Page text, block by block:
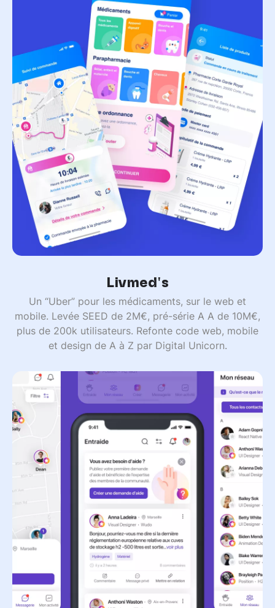
Livmed's
Un “Uber” pour les médicaments, sur le web et
mobile. Levée SEED de 2M€, pré-série A A de 10M€,
plus de 200k utilisateurs. Refonte code web, mobile
et design de A à Z par Digital Unicorn.